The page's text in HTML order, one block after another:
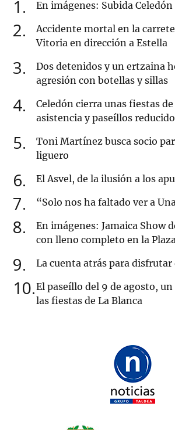
1 En imágenes: Subida
2
Accidente mortal en la
Vitoria en dirección a Estella
3
Dos detenidos y un ertzaina
agresión con botellas y sillas
4
Celedón cierra unas fiestas
asistencia y paseíllos
5
Toni Martínez busca socio
liguero
6 El Asvel, de la ilusión a los
7 “Solo nos ha faltado ver a
8
En imágenes: Jamaica Show
con lleno completo en la
9 La cuenta atrás para disfrutar
10 El paseíllo del 9 de agosto,
las fiestas de La Blanca